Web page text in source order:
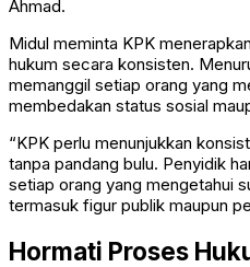
Ahmad.
Midul meminta KPK
hukum secara konsisten.
memanggil setiap orang yang
membedakan status sosial
“KPK perlu menunjukkan
tanpa pandang bulu. Penyidik
setiap orang yang mengetahui
termasuk figur publik maupun
Hormati Proses